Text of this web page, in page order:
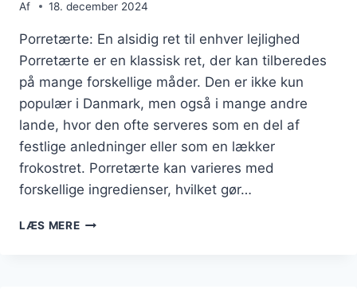
Af 18. december 2024
Porretærte: En alsidig ret til enhver lejlighed
Porretærte er en klassisk ret, der kan tilberedes
på mange forskellige måder. Den er ikke kun
populær i Danmark, men også i mange andre
lande, hvor den ofte serveres som en del af
festlige anledninger eller som en lækker
frokostret. Porretærte kan varieres med
forskellige ingredienser, hvilket gør…
LÆS MEREPORRETÆRTE